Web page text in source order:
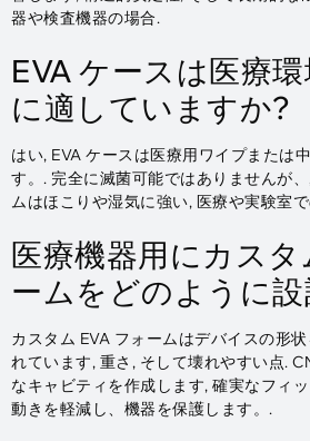
器や検査機器の場合.
EVA ケースは医療
に適していますか?
はい, EVA ケースは医療用ワイプまたは
す。. 完全に滅菌可能ではありませんが
ムはほこりや湿気に強い, 医療や実験室
医療機器用にカスタ
ームをどのように
カスタム EVA フォームはデバイスの形
れています, 重さ, そして壊れやすい点.
なキャビティを作成します, 確実なフィ
動きを軽減し、機器を保護します。.